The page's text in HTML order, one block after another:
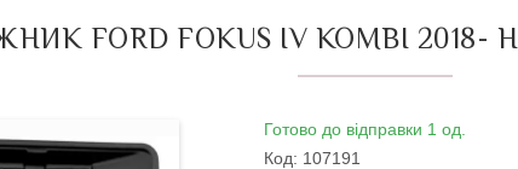
FORD FOKUS IV KOMBI 2018-
Готово до відправки 1 од.
Код: 107191